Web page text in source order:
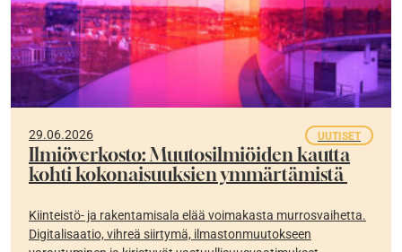
29.06.2026 UUTISET
Ilmiöverkosto: Muutosilmiöiden kautta
kohti kokonaisuuksien ymmärtämistä
Kiinteistö- ja rakentamisala elää voimakasta murrosvaihetta.
Digitalisaatio, vihreä siirtymä, ilmastonmuutokseen